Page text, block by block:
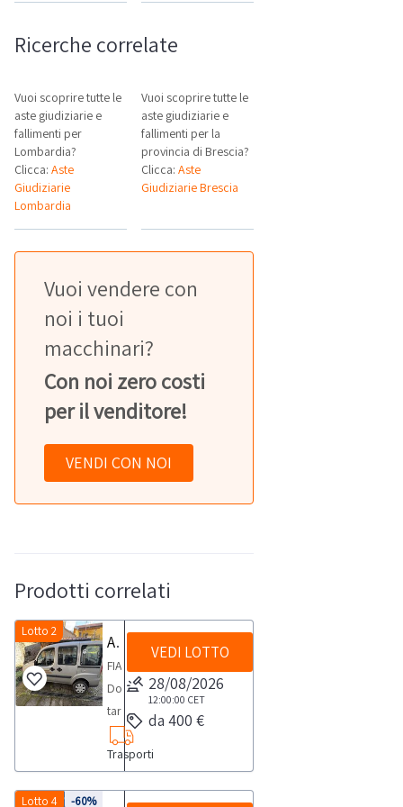
Ricerche correlate
Vuoi scoprire tutte le
aste giudiziarie e
fallimenti per
Lombardia?
Clicca: Aste
Giudiziarie
Lombardia
Vuoi scoprire tutte le
aste giudiziarie e
fallimenti per la
provincia di Brescia?
Clicca:Aste
Giudiziarie Brescia
Vuoi vendere con
noi i tuoi
macchinari?
Con noi zero costi
per il venditore!
VENDI CON NOI
Prodotti correlati
Lotto 2
Autocarro Fiat Doblò
FIAT
Doblò
targata
DC468GB
con
222.000km
Trasporti
VEDI LOTTO
28/08/2026
12:00:00 CET
da 400 €
-60%
Lotto 4